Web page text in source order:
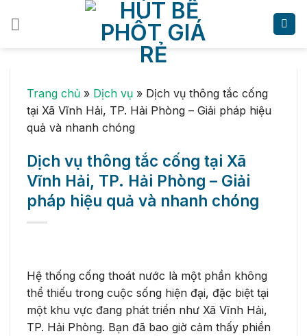
Trang chủ » Dịch vụ » Dịch vụ thông tắc cống
tại Xã Vĩnh Hải, TP. Hải Phòng – Giải pháp hiệu
quả và nhanh chóng
Dịch vụ thông tắc cống tại Xã
Vĩnh Hải, TP. Hải Phòng – Giải
pháp hiệu quả và nhanh chóng
Hệ thống cống thoát nước là một phần không
thể thiếu trong cuộc sống hiện đại, đặc biệt tại
một khu vực đang phát triển như Xã Vĩnh Hải,
TP. Hải Phòng. Bạn đã bao giờ cảm thấy phiền